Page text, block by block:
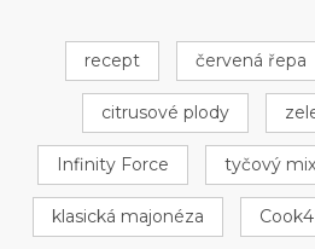
recept červená řepa
citrusové plody
Infinity Force tyčový
klasická majonéza